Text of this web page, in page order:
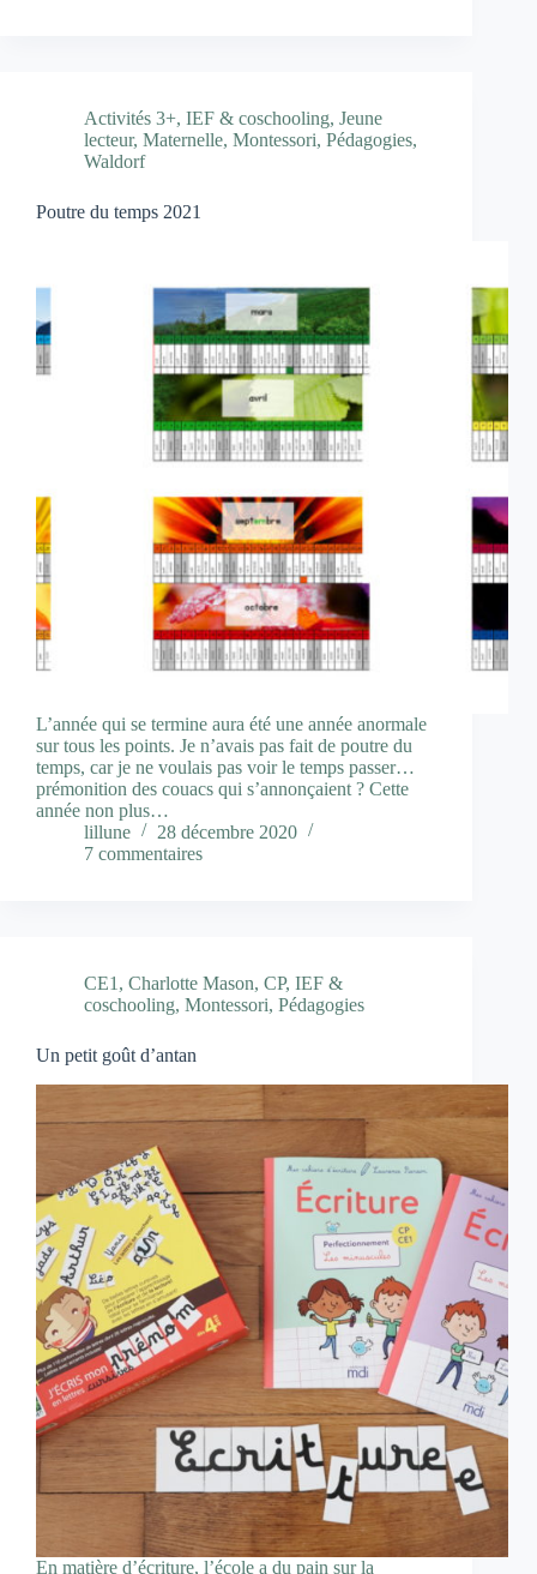
Activités 3+, IEF & coschooling, Jeune
lecteur, Maternelle, Montessori, Pédagogies,
Waldorf
Poutre du temps 2021
L’année qui se termine aura été une année anormale
sur tous les points. Je n’avais pas fait de poutre du
temps, car je ne voulais pas voir le temps passer…
prémonition des couacs qui s’annonçaient ? Cette
année non plus…
lillune
28 décembre 2020
7 commentaires
CE1 , Charlotte Mason, CP, IEF &
coschooling, Montessori, Pédagogies
Un petit goût d’antan
En matière d’écriture, l’école a du pain sur la